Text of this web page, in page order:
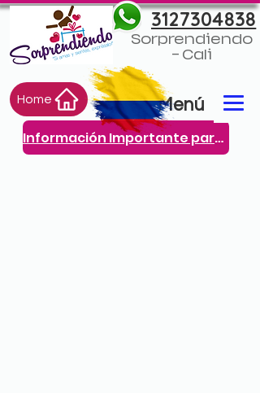
Home
3127304838
Menú
Información Importante para ti
Sorprendiendo
- Cali